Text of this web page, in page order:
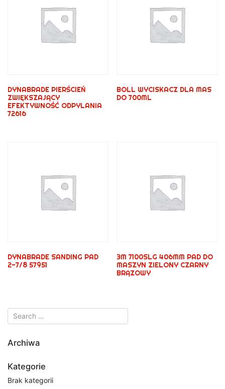
DYNABRADE PIERŚCIEŃ
ZWIĘKSZAJĄCY
EFEKTYWNOŚĆ ODPYLANIA
72616
BOLL WYCISKACZ DLA MAS
DO 700ML
DYNABRADE SANDING PAD
2-7/8 57951
3M 7100SLG 406MM PAD DO
MASZYN ZIELONY CZARNY
BRĄZOWY
Archiwa
Kategorie
Brak kategorii